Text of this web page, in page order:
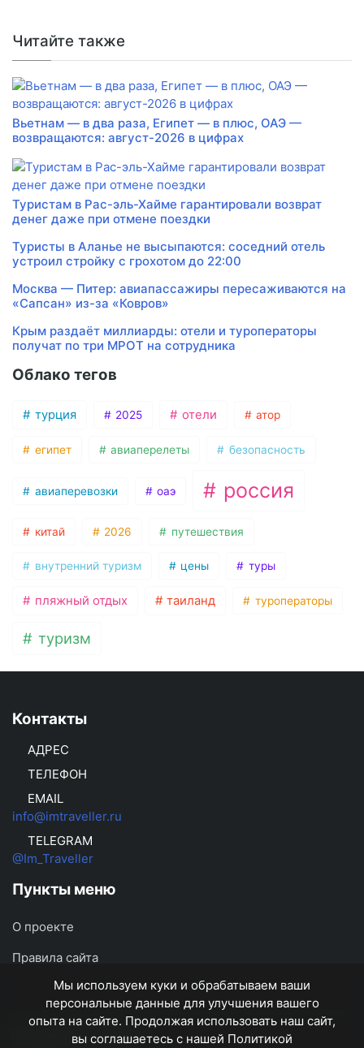
Читайте также
Вьетнам — в два раза, Египет — в плюс, ОАЭ —
возвращаются: август-2026 в цифрах
Туристам в Рас-эль-Хайме гарантировали возврат
денег даже при отмене поездки
Туристы в Аланье не высыпаются: соседний отель
устроил стройку с грохотом до 22:00
Москва — Питер: авиапассажиры пересаживаются на
«Сапсан» из-за «Ковров»
Крым раздаёт миллиарды: отели и туроператоры
получат по три МРОТ на сотрудника
Облако тегов
турция 2025 отели атор
египет авиаперелеты безопасность
авиаперевозки оаэ россия
китай 2026 путешествия
внутренний туризм цены туры
пляжный отдых таиланд туроператоры
туризм
Контакты
АДРЕС
ТЕЛЕФОН
EMAIL
info@imtraveller.ru
TELEGRAM
@Im_Traveller
Пункты меню
О проекте
Правила сайта
imtraveller.ru © 2026
Мы используем куки и обрабатываем ваши
персональные данные для улучшения вашего
опыта на сайте. Продолжая использовать наш сайт,
вы соглашаетесь с нашей Политикой